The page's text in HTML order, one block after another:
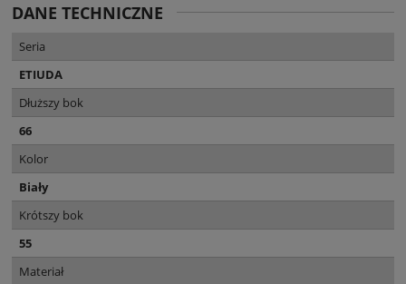
DANE TECHNICZNE
Seria
ETIUDA
Dłuższy bok
66
Kolor
Biały
Krótszy bok
55
Materiał